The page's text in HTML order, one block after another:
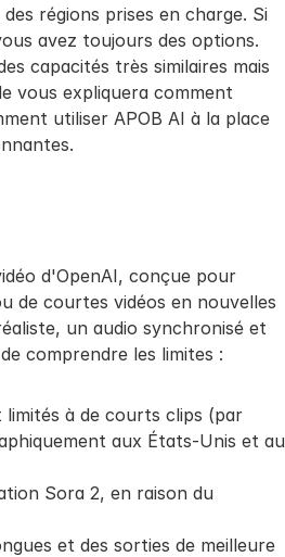
régions prises en charge. Si
avez toujours des options.
capacités très similaires mais
vous expliquera comment
utiliser APOB AI à la place
d'OpenAI, conçue pour
de courtes vidéos en nouvelles
un audio synchronisé et
comprendre les limites :
à de courts clips (par
aux États-Unis et au
Sora 2, en raison du
et des sorties de meilleure